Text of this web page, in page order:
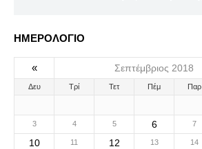
ΗΜΕΡΟΛΟΓΙΟ
« Σεπτέμβριος 2018
Δευ Τρί Τετ Πέμ Παρ
3 4 5 6 7
10 11 12 13 14